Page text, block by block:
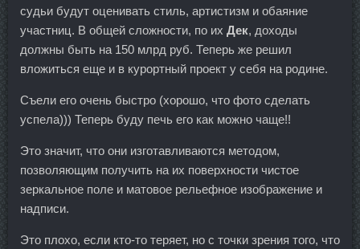
судьи будут оценивать стиль, артистизм и обаяние
участниц. В общей сложности, по их Дек, доходы
должны быть на 150 млрд руб. Теперь же решил
вложиться еще и в курортный проект у себя на родине.
Съели его очень быстро (хорошо, что фото сделать
успела))) Теперь буду печь его как можно чаще!!
Это значит, что они изготавливаются методом,
позволяющим получить на их поверхности чистое
зеркальное поле и матовое рельефное изображение и
надписи.
Это плохо, если кто-то теряет, но с точки зрения того, что